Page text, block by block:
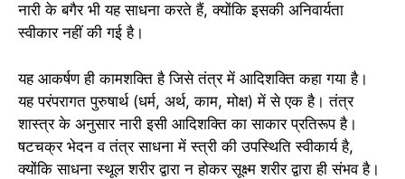
नारी के बगैर भी यह साधना करते हैं, क्योंकि इसकी अनिवार्यता
स्वीकार नहीं की गई है।
यह आकर्षण ही कामशक्ति है जिसे तंत्र में आदिशक्ति कहा गया है।
यह परंपरागत पुरुषार्थ (धर्म, अर्थ, काम, मोक्ष) में से एक है। तंत्र
शास्त्र के अनुसार नारी इसी आदिशक्ति का साकार प्रतिरूप है।
षटचक्र भेदन व तंत्र साधना में स्त्री की उपस्थिति स्वीकार्य है,
क्योंकि साधना स्थूल शरीर द्वारा न होकर सूक्ष्म शरीर द्वारा ही संभव है।